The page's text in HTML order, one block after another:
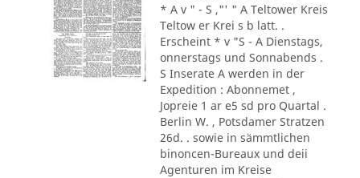
* A v " - S ,"' " A Teltower Kreis
Teltow er Krei s b latt. .
Erscheint * v "S - A Dienstags,
onnerstags und Sonnabends .
S Inserate A werden in der
Expedition : Abonnemet ,
Jopreie 1 ar e5 sd pro Quartal .
Berlin W. , Potsdamer Stratzen
26d. . sowie in sämmtlichen
binoncen-Bureaux und deii
Agenturen im Kreise